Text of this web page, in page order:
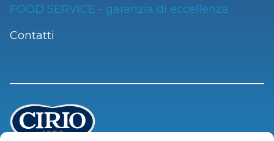
FOOD SERVICE - garanzia di eccellenza
Contatti